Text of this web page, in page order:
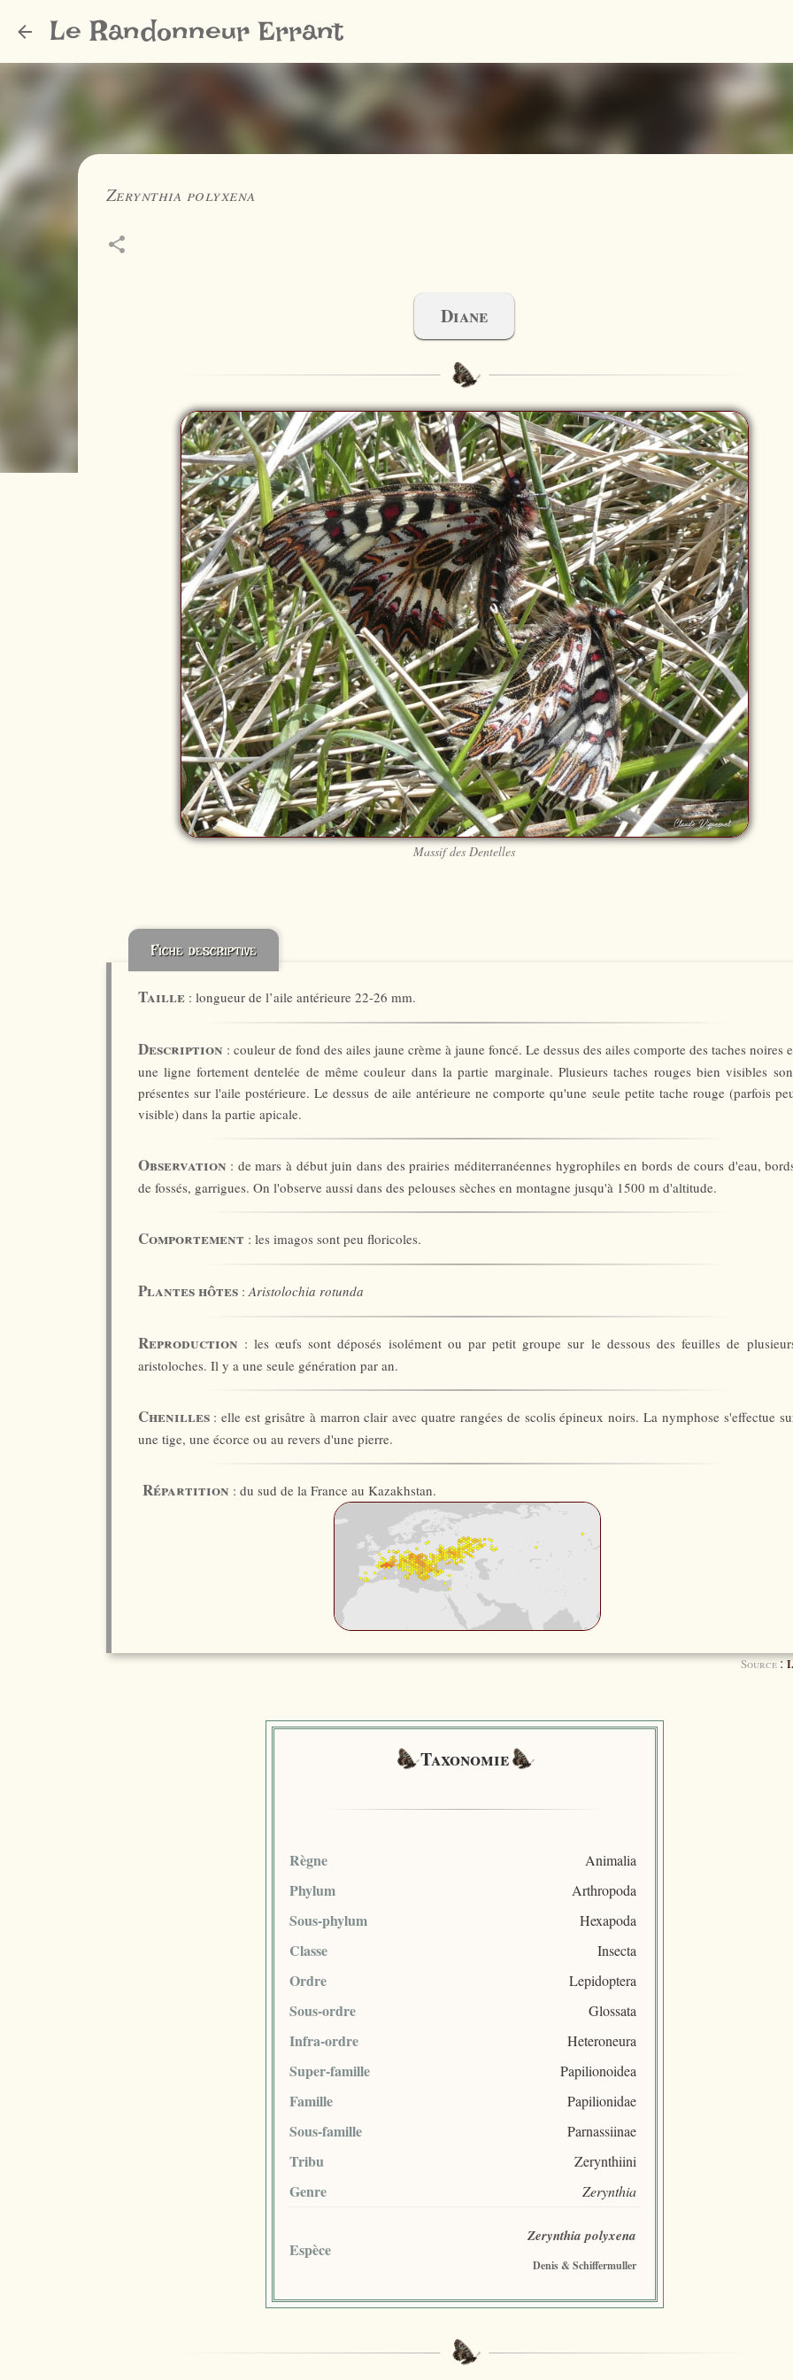
Le Randonneur Errant
Zerynthia polyxena
Diane
Massif des Dentelles
Fiche descriptive
Taille: longueur de l’aile antérieure 22-26 mm.
Description : couleur de fond des ailes jaune crème à jaune foncé. Le dessus des ailes comporte des taches noires
une ligne fortement dentelée de même couleur dans la partie marginale. Plusieurs taches rouges bien visibles
présentes sur l'aile postérieure. Le dessus de aile antérieure ne comporte qu'une seule petite tache rouge (parfois
visible) dans la partie apicale.
Observation : de mars à début juin dans des prairies méditerranéennes hygrophiles en bords de cours d'eau,
de fossés, garrigues. On l'observe aussi dans des pelouses sèches en montagne jusqu'à 1500 m d'altitude.
Comportement : les imagos sont peu floricoles.
Plantes hôtes:Aristolochia rotunda
Reproduction : les œufs sont déposés isolément ou par petit groupe sur le dessous des feuilles de
aristoloches. Il y a une seule génération par an.
Chenilles: elle est grisâtre à marron clair avec quatre rangées de scolis épineux noirs. La nymphose s'effectue
une tige, une écorce ou au revers d'une pierre.
Répartition : du sud de la France au Kazakhstan.
Source:
Taxonomie
Règne Animalia
Phylum Arthropoda
Sous-phylum Hexapoda
Classe Insecta
Ordre Lepidoptera
Sous-ordre Glossata
Infra-ordre Heteroneura
Super-famille Papilionoidea
Famille Papilionidae
Sous-famille Parnassiinae
Tribu Zerynthiini
Genre Zerynthia
Espèce
Zerynthia polyxena
Denis & Schiffermuller